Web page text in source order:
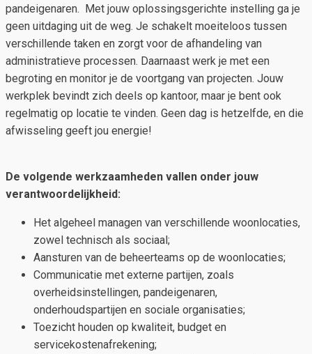
pandeigenaren. Met jouw oplossingsgerichte instelling ga je
geen uitdaging uit de weg. Je schakelt moeiteloos tussen
verschillende taken en zorgt voor de afhandeling van
administratieve processen. Daarnaast werk je met een
begroting en monitor je de voortgang van projecten. Jouw
werkplek bevindt zich deels op kantoor, maar je bent ook
regelmatig op locatie te vinden. Geen dag is hetzelfde, en die
afwisseling geeft jou energie!
De volgende werkzaamheden vallen onder jouw
verantwoordelijkheid:
Het algeheel managen van verschillende woonlocaties,
zowel technisch als sociaal;
Aansturen van de beheerteams op de woonlocaties;
Communicatie met externe partijen, zoals
overheidsinstellingen, pandeigenaren,
onderhoudspartijen en sociale organisaties;
Toezicht houden op kwaliteit, budget en
servicekostenafrekening;